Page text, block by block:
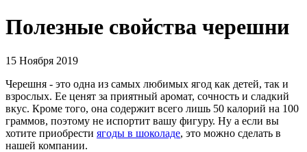
Полезные свойства черешни
15 Ноября 2019
Черешня - это одна из самых любимых ягод как детей, так и
взрослых. Ее ценят за приятный аромат, сочность и сладкий
вкус. Кроме того, она содержит всего лишь 50 калорий на 100
граммов, поэтому не испортит вашу фигуру. Ну а если вы
хотите приобрести ягоды в шоколаде, это можно сделать в
нашей компании.